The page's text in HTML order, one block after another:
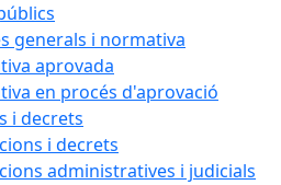
generals i normativa
aprovada
en procés d'aprovació
i decrets
i decrets
administratives i judicials